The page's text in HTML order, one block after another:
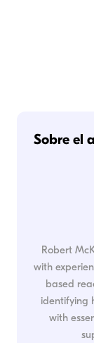
Sobre el
Robert
with
based
identifying
with